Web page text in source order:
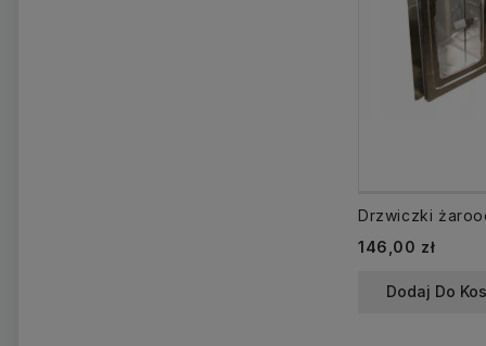
Cena
146,00 zł
Dodaj Do